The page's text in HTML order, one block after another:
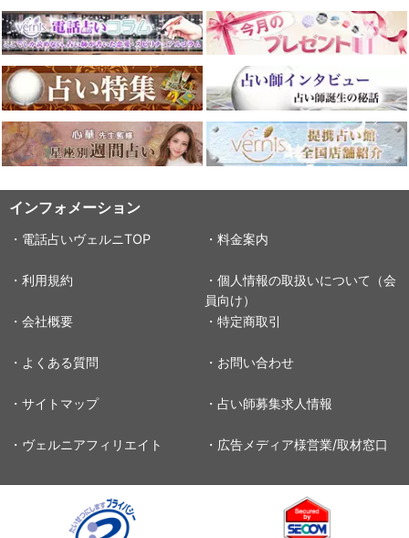
インフォメーション
・電話占いヴェルニTOP ・料金案内
・利用規約
・個人情報の取扱いについて（会
員向け）
・会社概要
・特定商取引
・よくある質問 ・お問い合わせ
・サイトマップ ・占い師募集求人情報
・ヴェルニアフィリエイト ・広告メディア様営業/取材窓口